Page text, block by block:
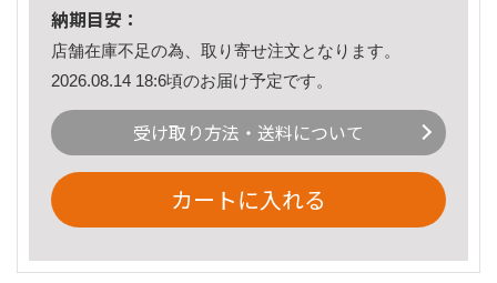
納期目安：
店舗在庫不足の為、取り寄せ注文となります。
2026.08.14 18:6頃のお届け予定です。
受け取り方法・送料について
カートに入れる